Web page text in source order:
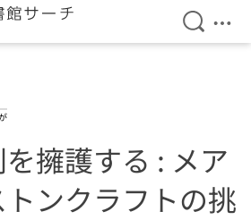
検索を
メ
擁護する : メア
ンクラフトの挑